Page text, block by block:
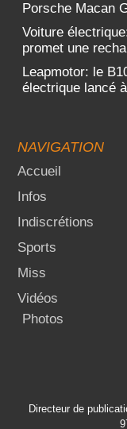
Porsche Macan
Voiture
promet une
Leapmotor: le
électrique lancé
NAVIGATION
Accueil
Infos
Indiscrétions
Sports
Miss
Vidéos
Photos
Directeur de